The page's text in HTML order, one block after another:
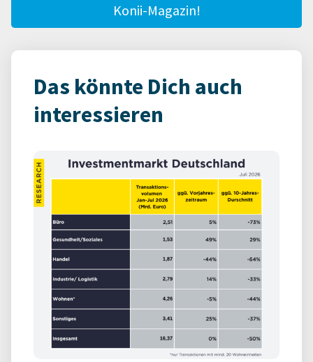
Konii-Magazin!
Das könnte Dich auch
interessieren